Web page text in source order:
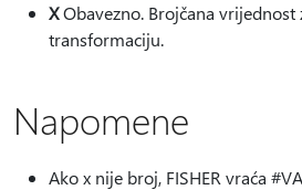
XObavezno. Brojčana vrijednost
transformaciju.
Napomene
Ako x nije broj, FISHER vraća